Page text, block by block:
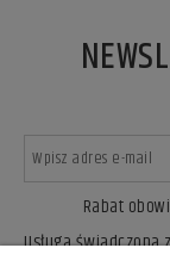
Rabat
Usługa